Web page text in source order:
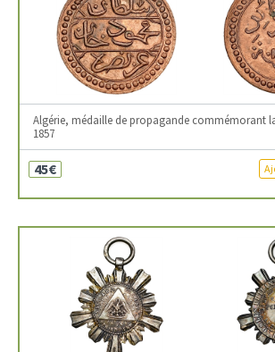
Algérie, médaille de propagande commémorant
1857
45€